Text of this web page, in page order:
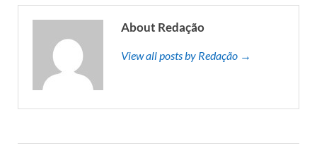
About Redação
View all posts by Redação →